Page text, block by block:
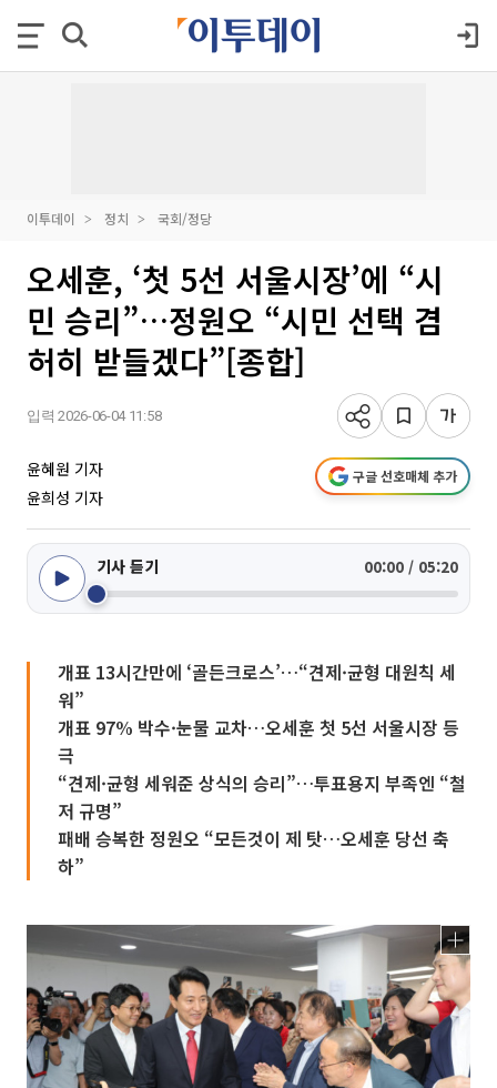
이투데이 정치 국회/정당
오세훈, ‘첫 5선 서울시장’에 “시
민 승리”…정원오 “시민 선택 겸
허히 받들겠다”[종합]
입력 2026-06-04 11:58
윤혜원 기자
윤희성 기자
구글 선호매체 추가
기사 듣기 00:00 / 05:20
개표 13시간만에 ‘골든크로스’…“견제·균형 대원칙 세
워”
개표 97% 박수·눈물 교차…오세훈 첫 5선 서울시장 등
극
“견제·균형 세워준 상식의 승리”…투표용지 부족엔 “철
저 규명”
패배 승복한 정원오 “모든것이 제 탓…오세훈 당선 축
하”